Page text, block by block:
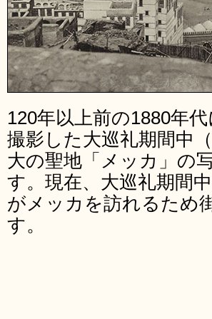
120年以上前の1880年
撮影した大巡礼期間中
大の聖地「メッカ」の
す。現在、大巡礼期間
がメッカを訪れるため
す。